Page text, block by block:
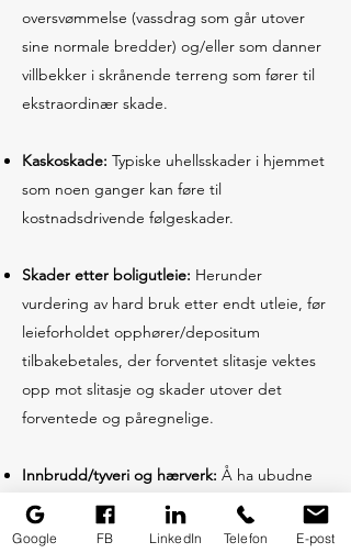
oversvømmelse (vassdrag som går utover
sine normale bredder) og/eller som danner
villbekker i skrånende terreng som fører til
ekstraordinær skade.
Kaskoskade: Typiske uhellsskader i hjemmet
som noen ganger kan føre til
kostnadsdrivende følgeskader.
Skader etter boligutleie: Herunder
vurdering av hard bruk etter endt utleie, før
leieforholdet opphører/depositum
tilbakebetales, der forventet slitasje vektes
opp mot slitasje og skader utover det
forventede og påregnelige.
Innbrudd/tyveri og hærverk: Å ha ubudne
gjester, spesielt i egen privat bolig, er en
ubehagelig opplevelse. VERITAKST har lang
Google FB LinkedIn Telefon E-post